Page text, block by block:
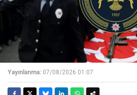
Yayınlanma: 07/08/2026 01:07